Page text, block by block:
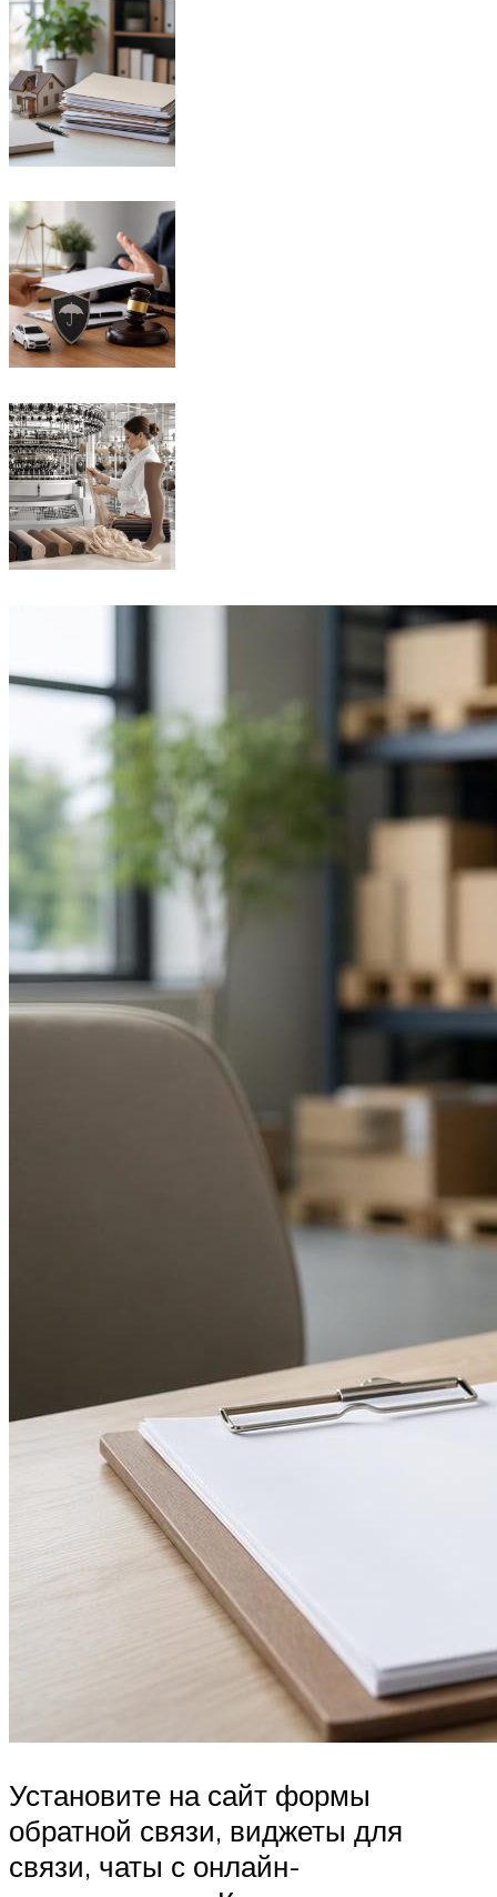
Установите на сайт формы
обратной связи, виджеты для
связи, чаты с онлайн-